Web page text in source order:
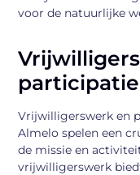
voor de natuurlijke
participatie
Vrijwilligerswerk en
Almelo spelen een
de missie en
vrijwilligerswerk